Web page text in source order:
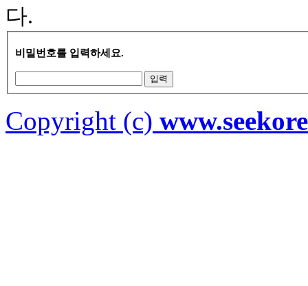
다.
비밀번호를 입력하세요.
Copyright (c)